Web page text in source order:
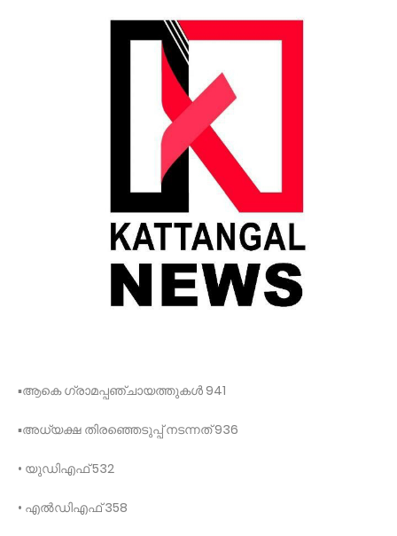
▪️ആകെ ഗ്രാമപ്പഞ്ചായത്തുകൾ 941
▪️അധ്യക്ഷ തിരഞ്ഞെടുപ്പ് നടന്നത് 936
• യുഡിഎഫ് 532
• എൽഡിഎഫ് 358